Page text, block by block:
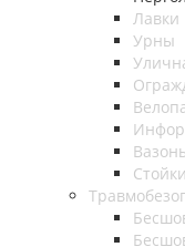
Лавки
Урны